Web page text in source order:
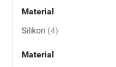
Material
Silikon (4)
Material